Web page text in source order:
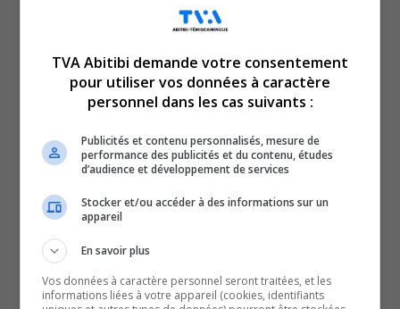
Voici l’actualité de l’Abitibi-Témiscamingue.
Le TVA 12 h 13 et le TVA 17 h 58 sont des rendez-vous
incontournables pour connaître tout de l’actualité
régionale. Avec un bulletin de 12 minutes sur l’heure du
pour faire un tour d’horizon complet de ce qui a marqué
QUESTION DU JOUR
TVA Abitibi demande votre consentement
pour utiliser vos données à caractère
personnel dans les cas suivants :
Publicités et contenu personnalisés, mesure de
performance des publicités et du contenu, études
d’audience et développement de services
Stocker et/ou accéder à des informations sur un
appareil
En savoir plus
Vos données à caractère personnel seront traitées, et les
informations liées à votre appareil (cookies, identifiants